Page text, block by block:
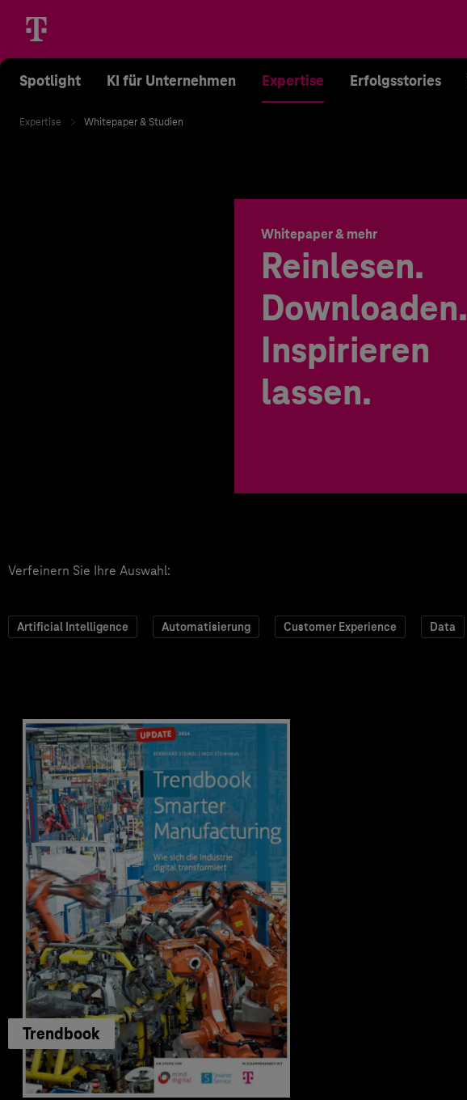
Spotlight KI für Unternehmen Expertise Erfolgsstories
Expertise Whitepaper & Studien
Whitepaper & mehr
Reinlesen.
Downloaden.
Inspirieren
lassen.
Verfeinern Sie Ihre Auswahl:
Artificial Intelligence Automatisierung Customer Experience Data
Trendbook